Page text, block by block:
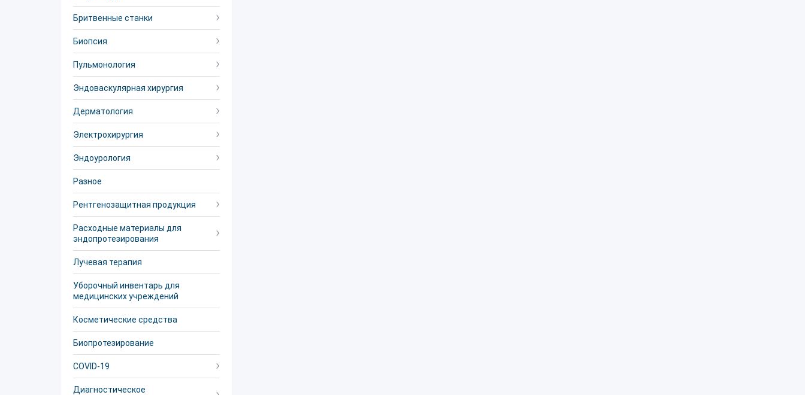
Бритвенные станки
Биопсия
Пульмонология
Эндоваскулярная хирургия
Дерматология
Электрохирургия
Эндоурология
Разное
Рентгенозащитная продукция
Расходные материалы для
эндопротезирования
Лучевая терапия
Уборочный инвентарь для
медицинских учреждений
Косметические средства
Биопротезирование
COVID-19
Диагностическое